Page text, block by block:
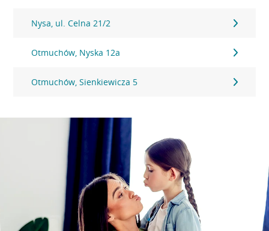
Nysa, ul. Celna 21/2
Otmuchów, Nyska 12a
Otmuchów, Sienkiewicza 5